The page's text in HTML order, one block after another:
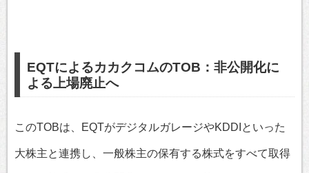
EQTによるカカクコムのTOB：非公開化に
よる上場廃止へ
このTOBは、EQTがデジタルガレージやKDDIといった
大株主と連携し、一般株主の保有する株式をすべて取得